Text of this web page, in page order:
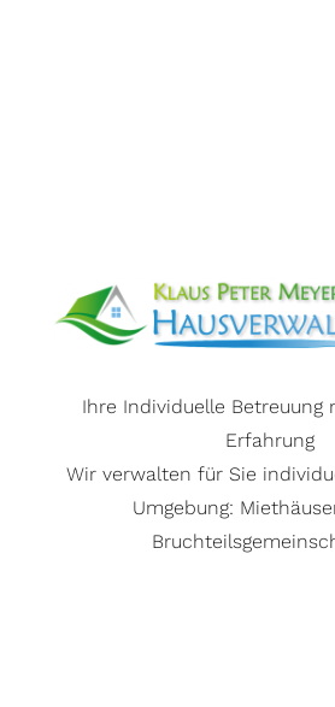
Ihre Individuelle Betreuung
Erfahrung
Wir verwalten für Sie
Umgebung: